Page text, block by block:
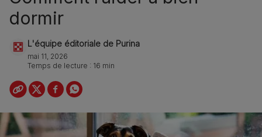
dormir
L'équipe éditoriale de Purina
mai 11, 2026
Temps de lecture : 16 min